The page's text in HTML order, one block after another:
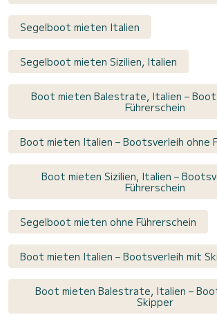
Segelboot mieten Italien
Segelboot mieten Sizilien, Italien
Boot mieten Balestrate, Italien –
Führerschein
Boot mieten Italien – Bootsverleih ohne
Boot mieten Sizilien, Italien –
Führerschein
Segelboot mieten ohne Führerschein
Boot mieten Italien – Bootsverleih mit
Boot mieten Balestrate, Italien –
Skipper